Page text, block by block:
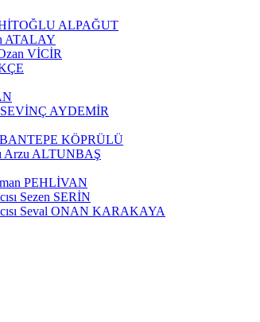
ALPAĞUT
ATALAY
VİCİR
SEVİNÇ AYDEMİR
KÖPRÜLÜ
Arzu ALTUNBAŞ
PEHLİVAN
Sezen SERİN
Seval ONAN KARAKAYA